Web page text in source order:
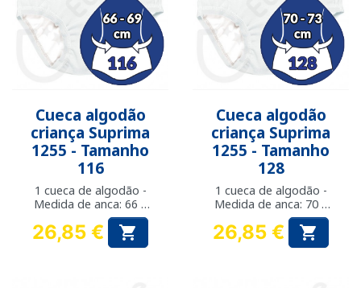
Cueca algodão
criança Suprima
1255 - Tamanho
116
1 cueca de algodão -
Medida de anca: 66 a
Preço
26,85 € 
Cueca algodão
criança Suprima
1255 - Tamanho
128
1 cueca de algodão -
Medida de anca: 70 a
Preço
26,85 € 